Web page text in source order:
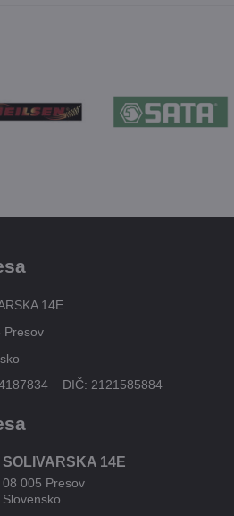
14E
Presov
DIČ: 2121585884
SOLIVARSKA 14E
08 005 Presov
Slovensko